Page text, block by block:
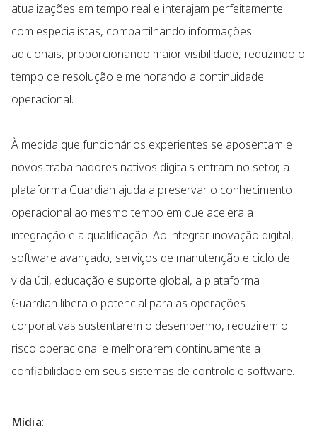
atualizações em tempo real e interajam perfeitamente
com especialistas, compartilhando informações
adicionais, proporcionando maior visibilidade, reduzindo o
tempo de resolução e melhorando a continuidade
operacional.
À medida que funcionários experientes se aposentam e
novos trabalhadores nativos digitais entram no setor, a
plataforma Guardian ajuda a preservar o conhecimento
operacional ao mesmo tempo em que acelera a
integração e a qualificação. Ao integrar inovação digital,
software avançado, serviços de manutenção e ciclo de
vida útil, educação e suporte global, a plataforma
Guardian libera o potencial para as operações
corporativas sustentarem o desempenho, reduzirem o
risco operacional e melhorarem continuamente a
confiabilidade em seus sistemas de controle e software.
Mídia: